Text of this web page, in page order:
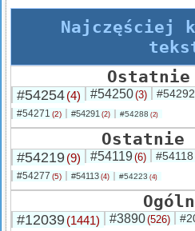
Najczęściej
#54254(4) #54250(3) #54292
#54271 (2) #54291 (2) #54288 (2)
Ostatnie
#54219(9) #54119(6) #54118
#54277 (5) #54113 (4) #54223 (4)
#12039(1441) #3890(526)